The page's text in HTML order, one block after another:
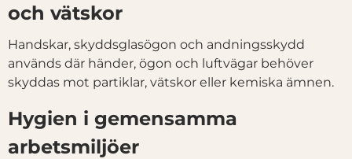
och vätskor
Handskar, skyddsglasögon och andningsskydd
används där händer, ögon och luftvägar behöver
skyddas mot partiklar, vätskor eller kemiska ämnen.
Hygien i gemensamma
arbetsmiljöer